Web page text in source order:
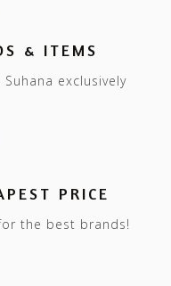
& ITEMS
exclusively
PRICE
the best brands!